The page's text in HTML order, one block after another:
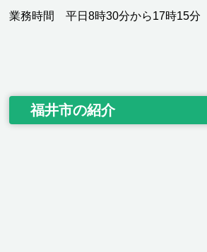
業務時間 平日8時30分から17時15分
福井市の紹介